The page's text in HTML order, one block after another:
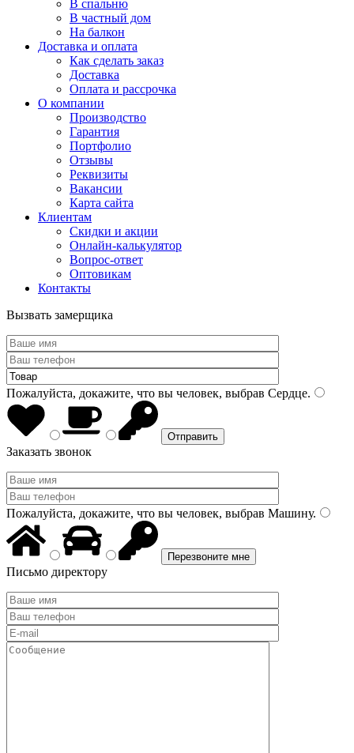
В спальню
В частный дом
На балкон
Доставка и оплата
Как сделать заказ
Доставка
Оплата и рассрочка
О компании
Производство
Гарантия
Портфолио
Отзывы
Реквизиты
Вакансии
Карта сайта
Клиентам
Скидки и акции
Онлайн-калькулятор
Вопрос-ответ
Оптовикам
Контакты
Вызвать замерщика
Пожалуйста, докажите, что вы человек, выбрав Сердце.
Заказать звонок
Пожалуйста, докажите, что вы человек, выбрав Машину.
Письмо директору